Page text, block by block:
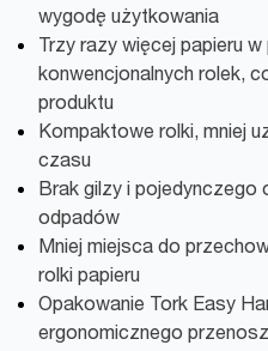
wygodę użytkowania
Trzy razy więcej papieru
konwencjonalnych rolek,
produktu
Kompaktowe rolki, mniej
czasu
Brak gilzy i pojedynczego
odpadów
Mniej miejsca do
rolki papieru
Opakowanie Tork Easy
ergonomicznego